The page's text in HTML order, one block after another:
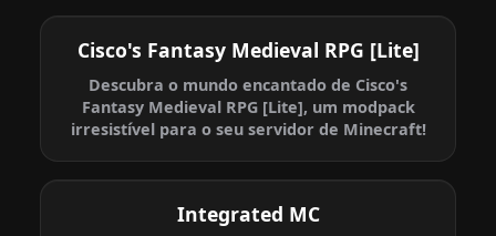
Cisco's Fantasy Medieval RPG [Lite]
Descubra o mundo encantado de Cisco's
Fantasy Medieval RPG [Lite], um modpack
irresistível para o seu servidor de Minecraft!
Integrated MC